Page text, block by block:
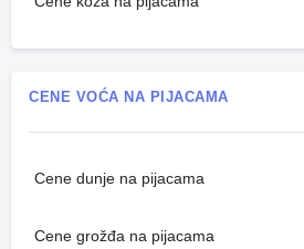
CENE VOĆA NA PIJACAMA
Cene dunje na pijacama
Cene grožđa na pijacama